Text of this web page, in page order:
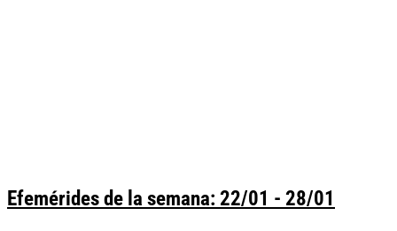
Efemérides de la semana: 22/01 - 28/01